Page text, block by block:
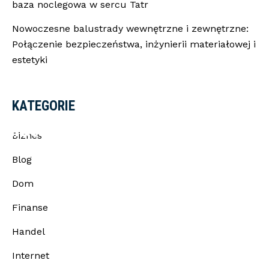
radzie
baza noclegowa w sercu Tatr
Nowoczesne balustrady wewnętrzne i zewnętrzne:
Połączenie bezpieczeństwa, inżynierii materiałowej i
estetyki
KATEGORIE
Biznes
Blog
Dom
Finanse
Handel
Internet